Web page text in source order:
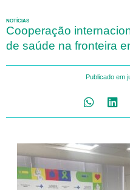
NOTÍCIAS
Cooperação
de saúde na fronteira
Publicado em